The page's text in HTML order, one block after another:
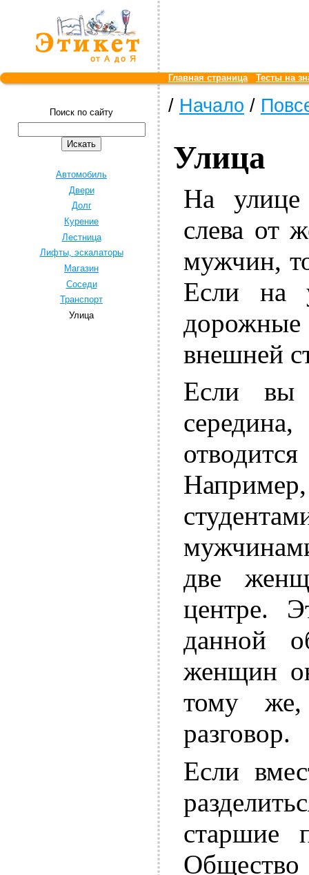
Главная страница Тесты на
Поиск по сайту
Автомобиль
Двери
Долг
Курение
Лестница
Лифты, эскалаторы
Магазин
Соседи
Транспорт
Улица
/ Начало /
Улица
На улице
слева от
мужчин,
Если на
внешней
Если вы
две
центре.
данной
женщин
тому же,
разговор.
Если
старшие
Общество